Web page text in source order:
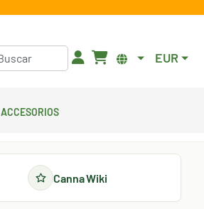
EUR
Accesorios
Canna Wiki